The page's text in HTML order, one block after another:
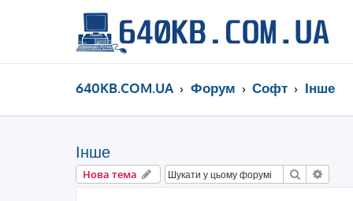
640KB.COM.UA Форум Софт Інше
Інше
Нова тема Пошук